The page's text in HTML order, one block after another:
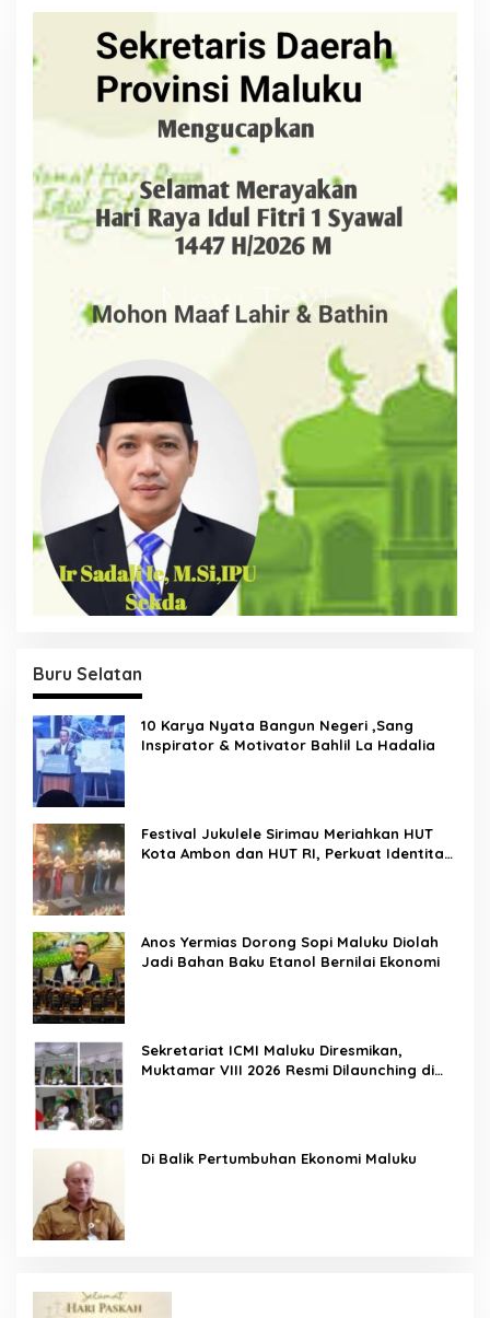
u
t
u
Buru Selatan
10 Karya Nyata Bangun Negeri ,Sang
Inspirator & Motivator Bahlil La Hadalia
Festival Jukulele Sirimau Meriahkan HUT
Kota Ambon dan HUT RI, Perkuat Identitas
Anos Yermias Dorong Sopi Maluku Diolah
Jadi Bahan Baku Etanol Bernilai Ekonomi
Sekretariat ICMI Maluku Diresmikan,
Muktamar VIII 2026 Resmi Dilaunching di
Di Balik Pertumbuhan Ekonomi Maluku